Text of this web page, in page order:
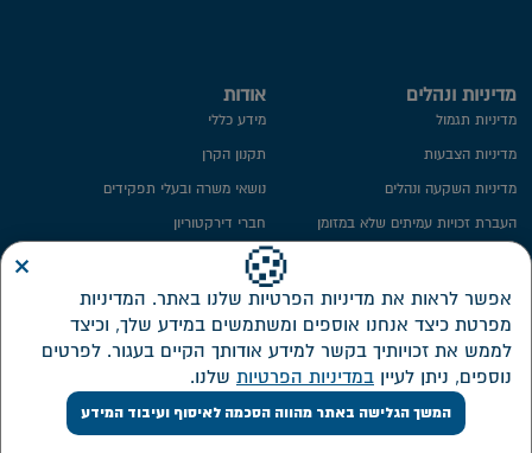
אודות
מידע כללי
תקנון הקרן
נושאי משרה ובעלי תפקידים
חברי דירקטוריון
ועדת השקעות
ועדת הביקורת
ממונה על פניות הציבור
מבנה אחזקות
מדיניות ונהלים
מדיניות תגמול
מדיניות הצבעות
מדיניות השקעה ונהלים
העברת זכויות עמיתים שלא במזומן
מידע סטטיסטי
חתימה ממוחשבת
מדיניות פרטיות​
שירות לקוחות
🍪
אפשר לראות את מדיניות הפרטיות שלנו באתר. המדיניות
מפרטת כיצד אנחנו אוספים ומשתמשים במידע שלך, וכיצד
לממש את זכויותיך בקשר למידע אודותך הקיים בעגור. לפרטים
נוספים, ניתן לעיין במדיניות הפרטיות שלנו.
המשך הגלישה באתר מהווה הסכמה לאיסוף ועיבוד המידע
×